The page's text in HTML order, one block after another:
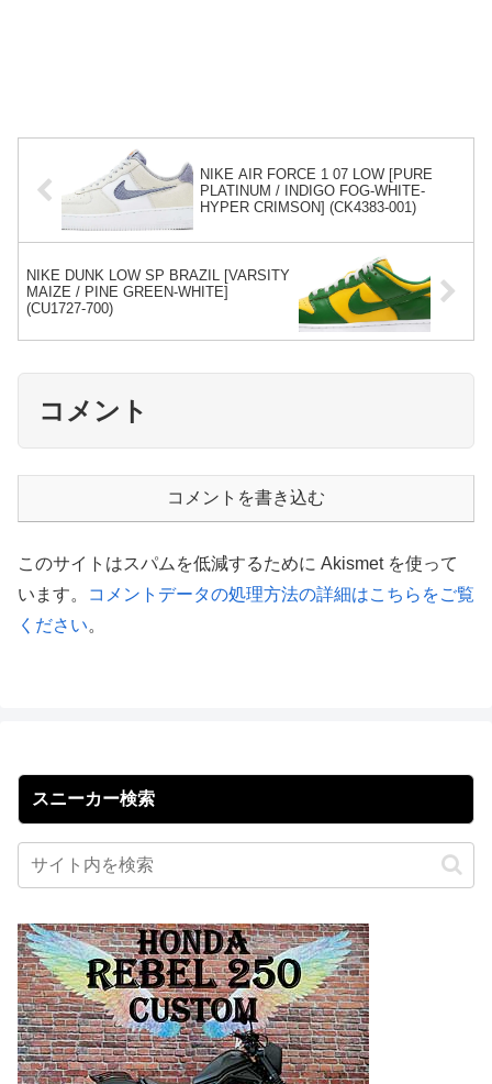
NIKE AIR FORCE 1 07 LOW [PURE
PLATINUM / INDIGO FOG-WHITE-
HYPER CRIMSON] (CK4383-001)
NIKE DUNK LOW SP BRAZIL [VARSITY
MAIZE / PINE GREEN-WHITE]
(CU1727-700)
コメント
コメントを書き込む
このサイトはスパムを低減するために Akismet を使って
います。
コメントデータの処理方法の詳細はこちらをご覧
ください。
スニーカー検索